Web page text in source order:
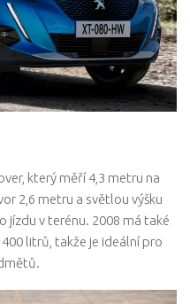
který měří 4,3 metru na
2,6 metru a světlou výšku
jízdu v terénu. 2008 má také
litrů, takže je ideální pro